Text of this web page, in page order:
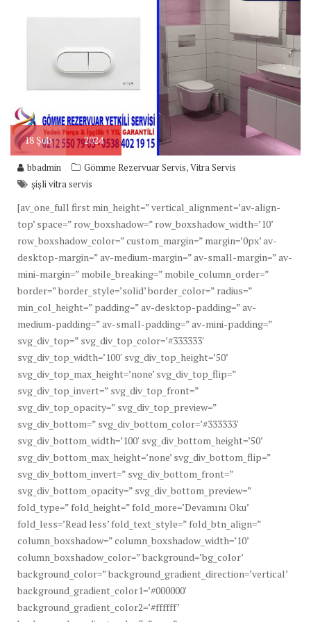
18 Şub 2024
bbadmin Gömme Rezervuar Servis,Vitra Servis
şişli vitra servis
[av_one_full first min_height=” vertical_alignment=’av-align-
top’ space=” row_boxshadow=” row_boxshadow_width=’10’
row_boxshadow_color=” custom_margin=” margin=’0px’ av-
desktop-margin=” av-medium-margin=” av-small-margin=” av-
mini-margin=” mobile_breaking=” mobile_column_order=”
border=” border_style=’solid’ border_color=” radius=”
min_col_height=” padding=” av-desktop-padding=” av-
medium-padding=” av-small-padding=” av-mini-padding=”
svg_div_top=” svg_div_top_color=’#333333′
svg_div_top_width=’100′ svg_div_top_height=’50’
svg_div_top_max_height=’none’ svg_div_top_flip=”
svg_div_top_invert=” svg_div_top_front=”
svg_div_top_opacity=” svg_div_top_preview=”
svg_div_bottom=” svg_div_bottom_color=’#333333′
svg_div_bottom_width=’100′ svg_div_bottom_height=’50’
svg_div_bottom_max_height=’none’ svg_div_bottom_flip=”
svg_div_bottom_invert=” svg_div_bottom_front=”
svg_div_bottom_opacity=” svg_div_bottom_preview=”
fold_type=” fold_height=” fold_more=’Devamını Oku’
fold_less=’Read less’ fold_text_style=” fold_btn_align=”
column_boxshadow=” column_boxshadow_width=’10’
column_boxshadow_color=” background=’bg_color’
background_color=” background_gradient_direction=’vertical’
background_gradient_color1=’#000000′
background_gradient_color2=’#ffffff’